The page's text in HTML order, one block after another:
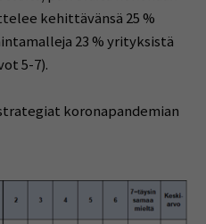
kehittävänsä 25 %
23 % yrityksistä
5-7).
koronapandemian